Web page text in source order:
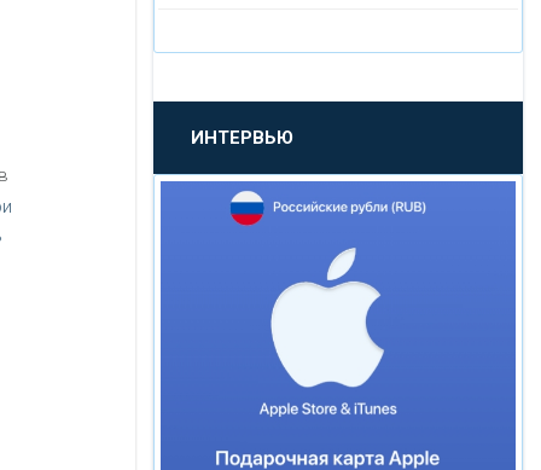
«ПРОМСВЯЗЬБАНК»
«НОВИКОМБАНК»
«СМП БАНК»
«ВНЕШПРОМБАНК»
ИНТЕРВЬЮ